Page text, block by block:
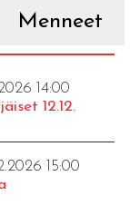
Menneet
14:00
12.12.
15:00